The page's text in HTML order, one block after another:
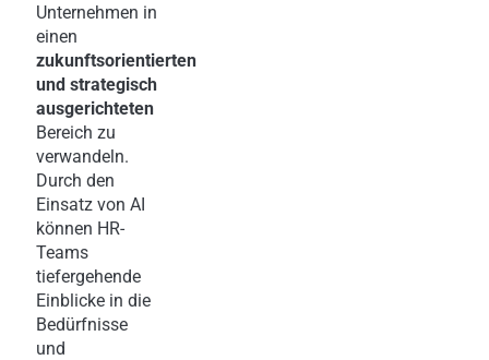
Unternehmen in
einen
zukunftsorientierten
und strategisch
ausgerichteten
Bereich zu
verwandeln.
Durch den
Einsatz von AI
können HR-
Teams
tiefergehende
Einblicke in die
Bedürfnisse
und